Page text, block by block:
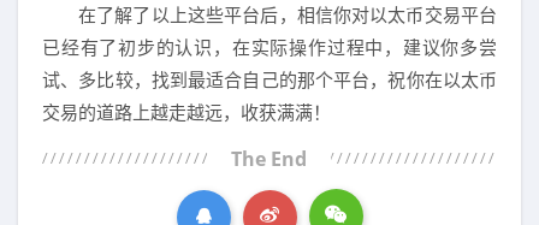
在了解了以上这些平台后，相信你对以太币交易平台
已经有了初步的认识，在实际操作过程中，建议你多尝
试、多比较，找到最适合自己的那个平台，祝你在以太币
交易的道路上越走越远，收获满满！
The End